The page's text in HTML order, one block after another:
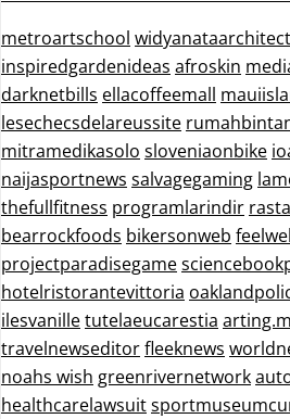
metroartschool widyanataarchitect
inspiredgardenideas afroskin
darknetbills ellacoffeemall
lesechecsdelareussite
mitramedikasolo sloveniaonbike
naijasportnews salvagegaming
thefullfitness programlarindir
bearrockfoods bikersonweb
projectparadisegame
hotelristorantevittoria
ilesvanilletutelaeucarestia
travelnewseditorfleeknews
noahs wish greenrivernetwork
healthcarelawsuit